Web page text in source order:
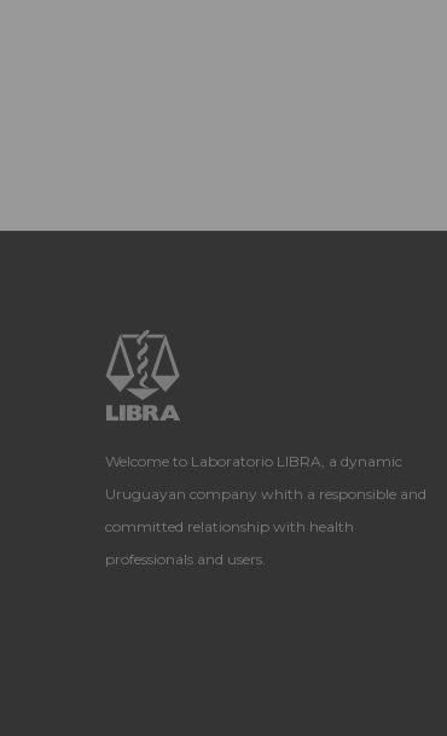
Welcome to Laboratorio LIBRA, a dynamic
Uruguayan company whith a responsible and
committed relationship with health
professionals and users.